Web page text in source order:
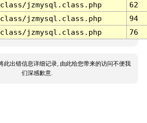
jzmysql.class.php
62
jzmysql.class.php
94
jzmysql.class.php 76
此出错信息详细记录, 由此给您带来的访问不便我
们深感歉意.